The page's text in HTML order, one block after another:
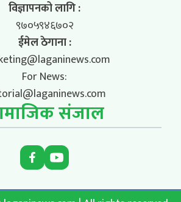
विज्ञापनको लागि :
९७०५९४६७०२
ईमेल ठेगाना :
For News:
संजाल